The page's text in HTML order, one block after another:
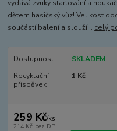
vydává zvuky startování a
dětem hasičský vůz! Velikost
součástí balení a slouží... celý
Dostupnost
SKLADEM
Recyklační
příspěvek
1 Kč
259 Kč/ks
214 Kč bez DPH